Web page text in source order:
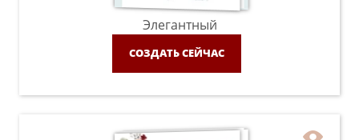
Элегантный
СОЗДАТЬ СЕЙЧАС